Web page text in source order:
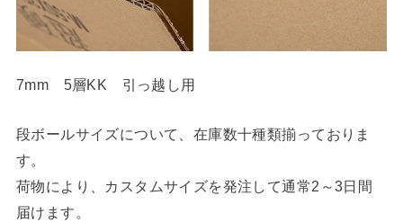
7mm 5層KK 引っ越し用
段ボールサイズについて、在庫数十種類揃っておりま
す。
荷物により、カスタムサイズを発注して通常2～3日間
届けます。